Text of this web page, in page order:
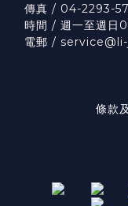
傳真 / 04-2293-
時間 / 週一至週
電郵 /
條款